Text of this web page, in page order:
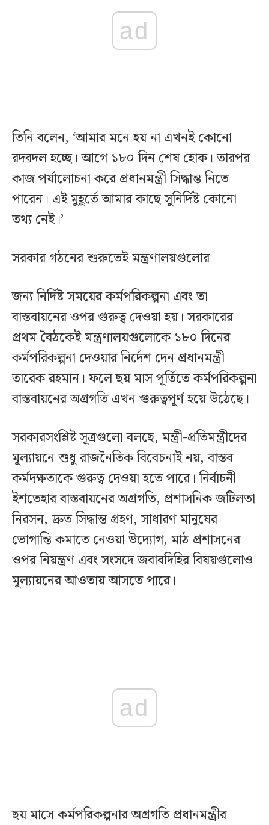
ad
তিনি বলেন, ‘আমার মনে হয় না এখনই কোনো
রদবদল হচ্ছে। আগে ১৮০ দিন শেষ হোক। তারপর
কাজ পর্যালোচনা করে প্রধানমন্ত্রী সিদ্ধান্ত নিতে
পারেন। এই মুহূর্তে আমার কাছে সুনির্দিষ্ট কোনো
তথ্য নেই।’
সরকার গঠনের শুরুতেই মন্ত্রণালয়গুলোর
জন্য নির্দিষ্ট সময়ের কর্মপরিকল্পনা এবং তা
বাস্তবায়নের ওপর গুরুত্ব দেওয়া হয়। সরকারের
প্রথম বৈঠকেই মন্ত্রণালয়গুলোকে ১৮০ দিনের
কর্মপরিকল্পনা দেওয়ার নির্দেশ দেন প্রধানমন্ত্রী
তারেক রহমান। ফলে ছয় মাস পূর্তিতে কর্মপরিকল্পনা
বাস্তবায়নের অগ্রগতি এখন গুরুত্বপূর্ণ হয়ে উঠেছে।
সরকারসংশ্লিষ্ট সূত্রগুলো বলছে, মন্ত্রী-প্রতিমন্ত্রীদের
মূল্যায়নে শুধু রাজনৈতিক বিবেচনাই নয়, বাস্তব
কর্মদক্ষতাকে গুরুত্ব দেওয়া হতে পারে। নির্বাচনী
ইশতেহার বাস্তবায়নের অগ্রগতি, প্রশাসনিক জটিলতা
নিরসন, দ্রুত সিদ্ধান্ত গ্রহণ, সাধারণ মানুষের
ভোগান্তি কমাতে নেওয়া উদ্যোগ, মাঠ প্রশাসনের
ওপর নিয়ন্ত্রণ এবং সংসদে জবাবদিহির বিষয়গুলোও
মূল্যায়নের আওতায় আসতে পারে।
ad
ছয় মাসে কর্মপরিকল্পনার অগ্রগতি প্রধানমন্ত্রীর